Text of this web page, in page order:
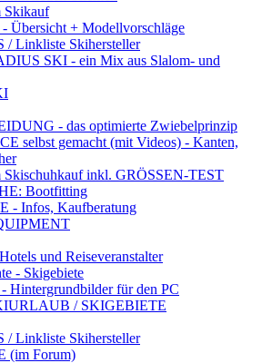
Skikauf
- Übersicht + Modellvorschläge
/ Linkliste Skihersteller
SKI - ein Mix aus Slalom- und
- das optimierte Zwiebelprinzip
selbst gemacht (mit Videos) - Kanten,
Skischuhkaufinkl. GRÖSSEN-TEST
Bootfitting
- Infos, Kaufberatung
und Reiseveranstalter
- Skigebiete
- Hintergrundbilder für den PC
/ SKIGEBIETE
/ Linkliste Skihersteller
(im Forum)